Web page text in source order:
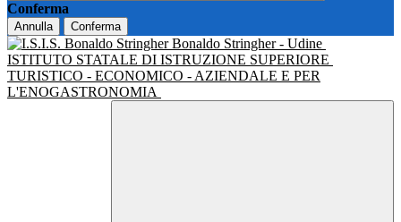
Conferma
Annulla Conferma
Bonaldo Stringher - Udine
ISTITUTO STATALE DI ISTRUZIONE SUPERIORE
TURISTICO - ECONOMICO - AZIENDALE E PER
L'ENOGASTRONOMIA